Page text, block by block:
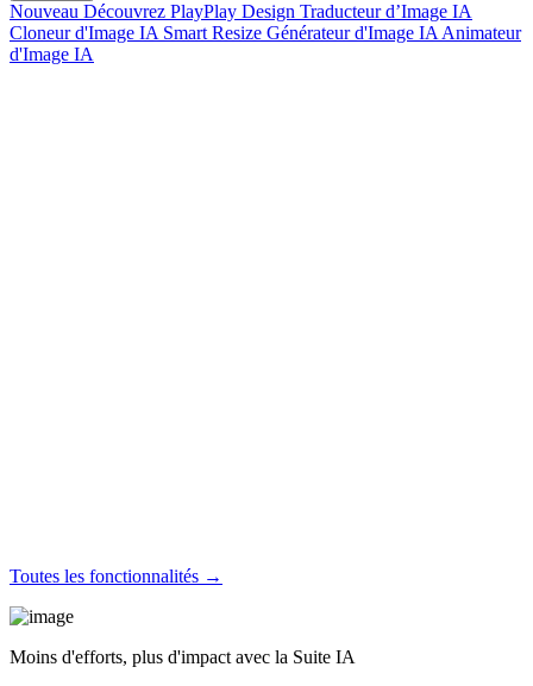
Nouveau Découvrez PlayPlay Design Traducteur d’Image IA
Cloneur d'Image IA Smart Resize Générateur d'Image IA Animateur
d'Image IA
Toutes les fonctionnalités →
Moins d'efforts, plus d'impact avec la Suite IA